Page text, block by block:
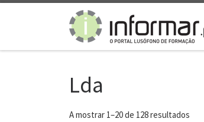
Skip to content
Lda
A mostrar 1–20 de 128 resultados